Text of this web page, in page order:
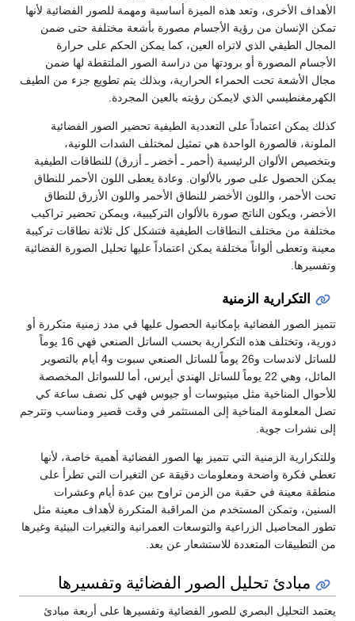
الأهداف الأخرى، وتعد هذه الميزة أساسية ومهمة للصور الفضائية لأنها
تمكن الإنسان من رؤية الأجسام مصورة بأشعة مختلفة حتى ضمن
المجال الطيفي الذي لاتراه العين، كما يمكن الحكم على حرارة
الأجسام المصورة أو برودتها من دراسة الصور الملتقطة لها ضمن
مجال الأشعة تحت الحمراء الحرارية، وبذلك يتم تطويع جزء من الطيف
الكهرمغنطيسي الذي لايمكن رؤيته بالعين المجردة.
كذلك يمكن اعتماداً على التعددية الطيفية تحضير الصور الفضائية
الملونة، فالصورة الواحدة هي تمثيل لمختلف الشدات اللونية،
وبتخصيص الألوان الرئيسية (أحمر ـ أخضر ـ أزرق) للنطاقات الطيفية
يمكن الحصول على صور بالألوان. وعادة يعطى اللون الأحمر للنطاق
تحت الأحمر، واللون الأخضر للنطاق الأحمر واللون الأزرق للنطاق
الأخضر، ويكون الناتج صورة بالألوان التركيبية، ويمكن تحضير تراكيب
مختلفة من مختلف النطاقات الطيفية فتشكل كل ثلاثة نطاقات تركيبة
معينة وتعطى ألواناً مختلفة يمكن اعتماداً عليها تحليل الصورة الفضائية
وتفسيرها.
التكرارية الزمنية
تتميز الصور الفضائية بإمكانية الحصول عليها في مدد زمنية متكررة أو
دورية، وتختلف هذه التكرارية بحسب الساتل الصنعي فهي 16 يوماً
للساتل لاندسات و26 يوماً للساتل الصنعي سبوت و4 أيام بالتصوير
المائل، وهي 22 يوماً للساتل الهندي أيرس، أما للسواتل المخصصة
للأحوال المناخية مثل ميتيوسات أو جيوس فهي كل نصف ساعة كي
تصل المعلومة المناخية إلى المستثمر في وقت قصير ومناسب وتترجم
إلى نشرات جوية.
وللتكرارية الزمنية التي تتميز بها الصور الفضائية أهمية خاصة، لأنها
تعطي فكرة واضحة ومعلومات دقيقة عن التغيرات التي تطرأ على
منطقة معينة في حقبة من الزمن تراوح بين عدة أيام وعشرات
السنين، وتمكن المستخدم من المراقبة المتكررة لأهداف معينة مثل
تطور المحاصيل الزراعية والتوسعات العمرانية والتغيرات البيئية وغيرها
من التطبيقات المتعددة للاستشعار عن بعد.
مبادئ تحليل الصور الفضائية وتفسيرها
يعتمد التحليل البصري للصور الفضائية وتفسيرها على أربعة مبادئ